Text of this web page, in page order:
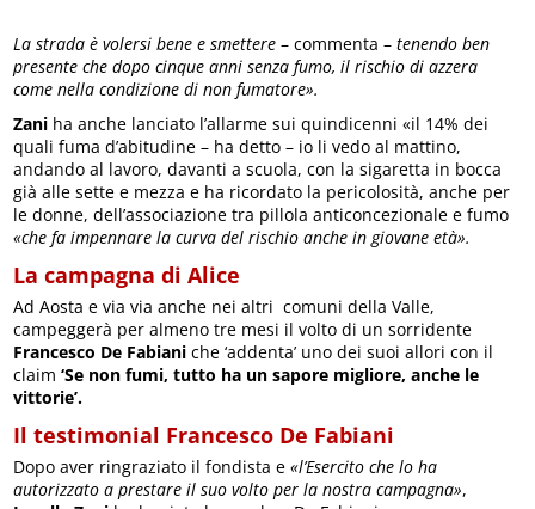
La strada è volersi bene e smettere – commenta – tenendo ben
presente che dopo cinque anni senza fumo, il rischio di azzera
come nella condizione di non fumatore».
Zani ha anche lanciato l’allarme sui quindicenni «il 14% dei
quali fuma d’abitudine – ha detto – io li vedo al mattino,
andando al lavoro, davanti a scuola, con la sigaretta in bocca
già alle sette e mezza e ha ricordato la pericolosità, anche per
le donne, dell’associazione tra pillola anticoncezionale e fumo
«che fa impennare la curva del rischio anche in giovane età».
La campagna di Alice
Ad Aosta e via via anche nei altri comuni della Valle,
campeggerà per almeno tre mesi il volto di un sorridente
Francesco De Fabiani che ‘addenta’ uno dei suoi allori con il
claim ‘Se non fumi, tutto ha un sapore migliore, anche le
vittorie’.
Il testimonial Francesco De Fabiani
Dopo aver ringraziato il fondista e «l’Esercito che lo ha
autorizzato a prestare il suo volto per la nostra campagna»,